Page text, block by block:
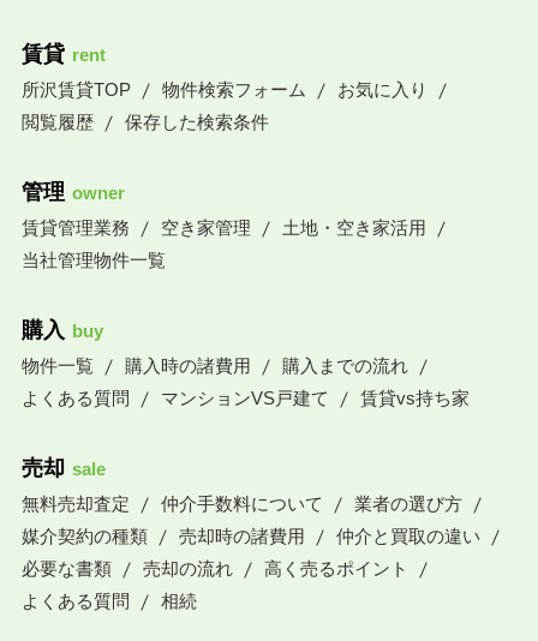
賃貸 rent
所沢賃貸TOP
物件検索フォーム
お気に入り
閲覧履歴
保存した検索条件
管理 owner
賃貸管理業務
空き家管理
土地・空き家活用
当社管理物件一覧
購入 buy
物件一覧
購入時の諸費用
購入までの流れ
よくある質問
マンションVS戸建て 賃貸vs持ち家
売却 sale
無料売却査定
仲介手数料について
業者の選び方
媒介契約の種類
売却時の諸費用
仲介と買取の違い
必要な書類
売却の流れ
高く売るポイント
よくある質問
相続